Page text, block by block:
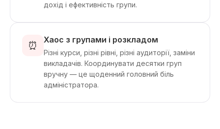
дохід і ефективність групи.
⏰ Хаос з групами і розкладом
Різні курси, різні рівні, різні аудиторії, заміни
викладачів. Координувати десятки груп
вручну — це щоденний головний біль
адміністратора.